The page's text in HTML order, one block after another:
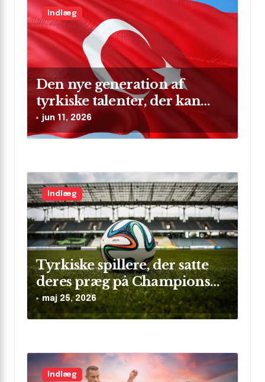
o
n
Indlæg
Den nye generation af
tyrkiske talenter, der kan
skinne på verdensscenen
jun 11, 2026
Indlæg
Tyrkiske spillere, der satte
deres præg på Champions
League
maj 25, 2026
Indlæg